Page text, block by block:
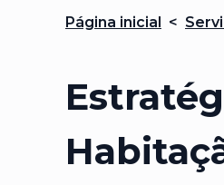
Página inicial <